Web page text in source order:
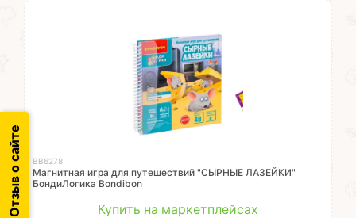
ВВ6278
Магнитная игра для путешествий "СЫРНЫЕ ЛАЗЕЙКИ"
БондиЛогика Bondibon
Купить на маркетплейсах
Отзыв о сайте